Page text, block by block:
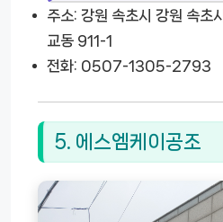
주소: 강원 속초시 강원 속초시
교동 911-1
전화: 0507-1305-2793
5. 에스엠케이공조